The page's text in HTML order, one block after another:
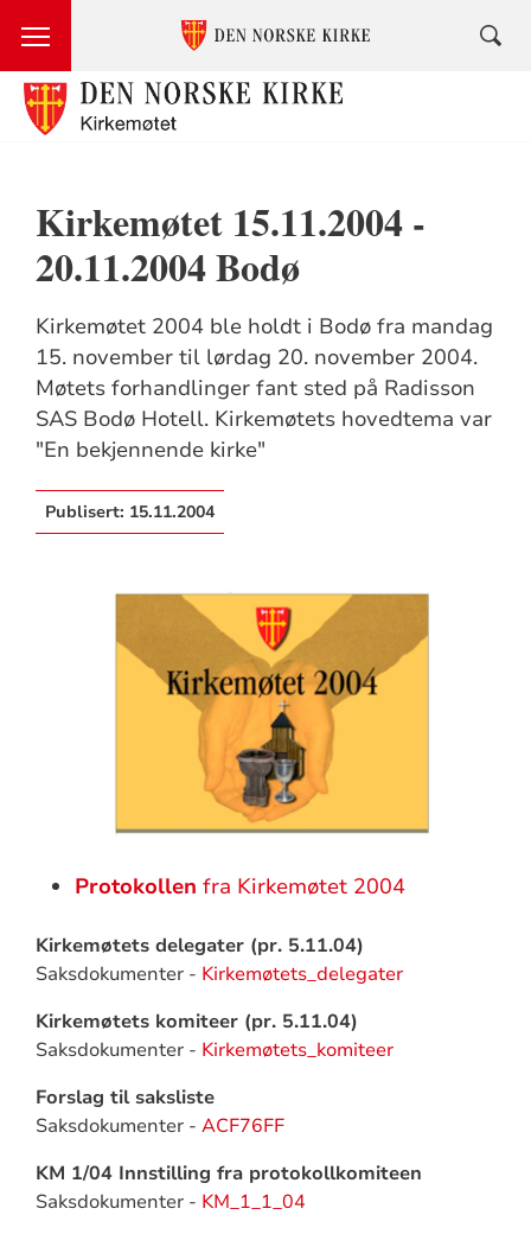
Kirkemøtet 15.11.2004 -
20.11.2004 Bodø
Kirkemøtet 2004 ble holdt i Bodø fra mandag
15. november til lørdag 20. november 2004.
Møtets forhandlinger fant sted på Radisson
SAS Bodø Hotell. Kirkemøtets hovedtema var
"En bekjennende kirke"
Publisert: 15.11.2004
Protokollen fra Kirkemøtet 2004
Kirkemøtets delegater (pr. 5.11.04)
Saksdokumenter - Kirkemøtets_delegater
Kirkemøtets komiteer (pr. 5.11.04)
Saksdokumenter - Kirkemøtets_komiteer
Forslag til saksliste
Saksdokumenter - ACF76FF
KM 1/04 Innstilling fra protokollkomiteen
Saksdokumenter - KM_1_1_04